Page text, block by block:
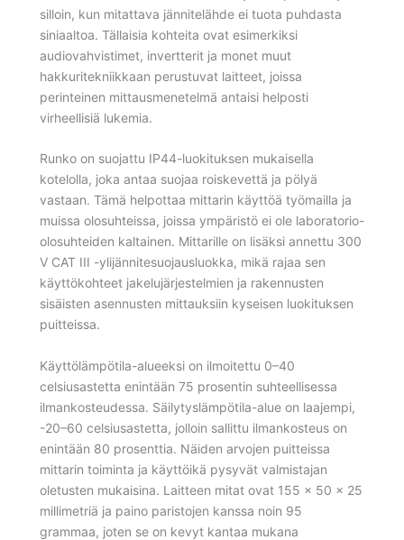
silloin, kun mitattava jännitelähde ei tuota puhdasta
siniaaltoa. Tällaisia kohteita ovat esimerkiksi
audiovahvistimet, invertterit ja monet muut
hakkuritekniikkaan perustuvat laitteet, joissa
perinteinen mittausmenetelmä antaisi helposti
virheellisiä lukemia.
Runko on suojattu IP44-luokituksen mukaisella
kotelolla, joka antaa suojaa roiskevettä ja pölyä
vastaan. Tämä helpottaa mittarin käyttöä työmailla ja
muissa olosuhteissa, joissa ympäristö ei ole laboratorio-
olosuhteiden kaltainen. Mittarille on lisäksi annettu 300
V CAT III -ylijännitesuojausluokka, mikä rajaa sen
käyttökohteet jakelujärjestelmien ja rakennusten
sisäisten asennusten mittauksiin kyseisen luokituksen
puitteissa.
Käyttölämpötila-alueeksi on ilmoitettu 0–40
celsiusastetta enintään 75 prosentin suhteellisessa
ilmankosteudessa. Säilytyslämpötila-alue on laajempi,
-20–60 celsiusastetta, jolloin sallittu ilmankosteus on
enintään 80 prosenttia. Näiden arvojen puitteissa
mittarin toiminta ja käyttöikä pysyvät valmistajan
oletusten mukaisina. Laitteen mitat ovat 155 x 50 x 25
millimetriä ja paino paristojen kanssa noin 95
grammaa, joten se on kevyt kantaa mukana